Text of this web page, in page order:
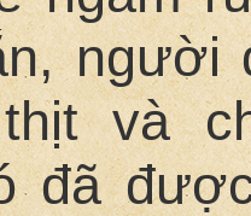
người
và
đã